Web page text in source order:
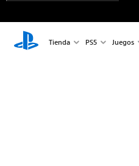
Tienda PS5 Juegos